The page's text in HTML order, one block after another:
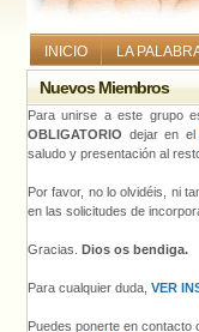
INICIO LA
Nuevos Miembros
Para unirse a este grupo
OBLIGATORIO dejar en el
saludo y presentación al
Por favor, no lo olvidéis, ni
en las solicitudes de
Gracias. Dios os bendiga.
Para cualquier duda, VER
Puedes ponerte en contacto